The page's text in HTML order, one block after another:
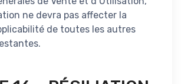
ne devra pas affecter la
de toutes les autres